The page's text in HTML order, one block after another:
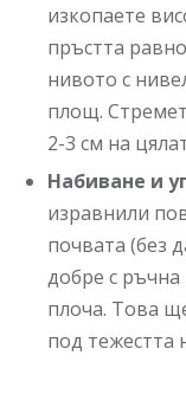
изкопаете
пръстта
нивото с
площ.
2-3 см на
Набиване и
изравнили
почвата (без
добре с
плоча. Това
под тежестта